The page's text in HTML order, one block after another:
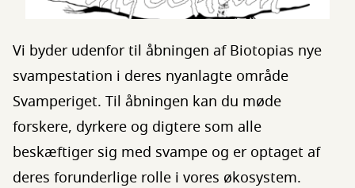
Vi byder udenfor til åbningen af Biotopias nye
svampestation i deres nyanlagte område
Svamperiget. Til åbningen kan du møde
forskere, dyrkere og digtere som alle
beskæftiger sig med svampe og er optaget af
deres forunderlige rolle i vores økosystem.